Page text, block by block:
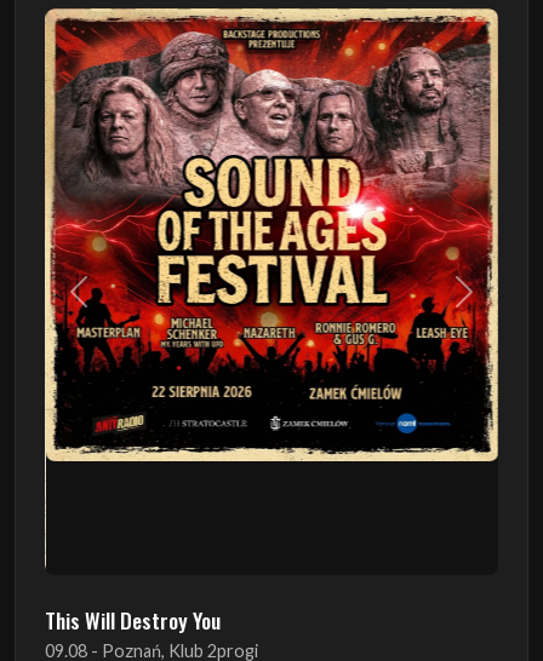
Poprzedni Następny
This Will Destroy You
09.08 - Poznań, Klub 2progi
Sound Of The Ages Festival
22.08 - Ćmielów, Zamek Ćmielów